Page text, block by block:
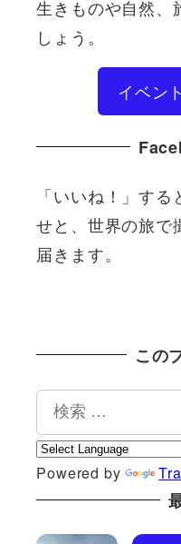
生きものや自然、
しょう。
イベン
「いいね！」す
せと、世界の旅で
届きます。
この
検
Powered by